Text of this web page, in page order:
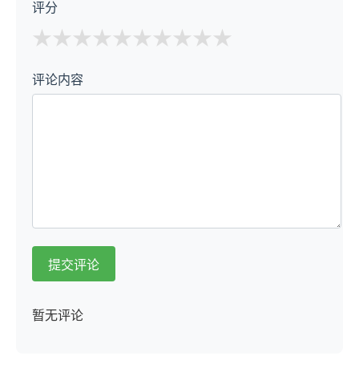
评分
★ ★ ★ ★ ★
评论内容
提交评论
暂无评论